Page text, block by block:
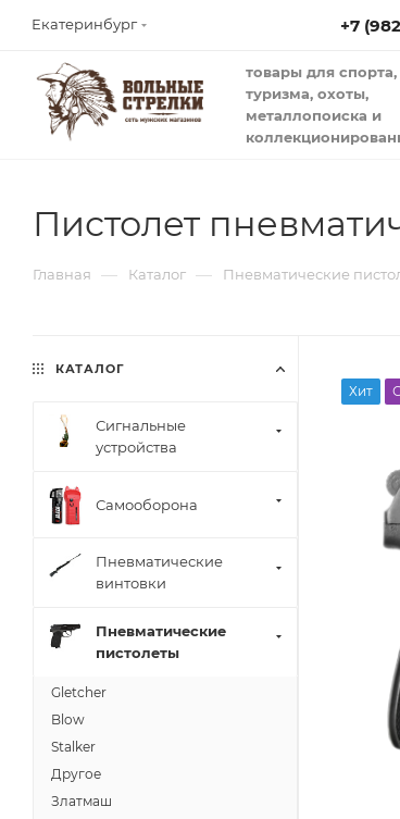
Екатеринбург +7
товары для спорта,
туризма, охоты,
металлопоиска и
Пистолет
Главная — Каталог — Пневматические
Хит
КАТАЛОГ
Сигнальные
устройства
Самооборона
Пневматические
винтовки
Пневматические
пистолеты
Gletcher
Blow
Stalker
Другое
Златмаш